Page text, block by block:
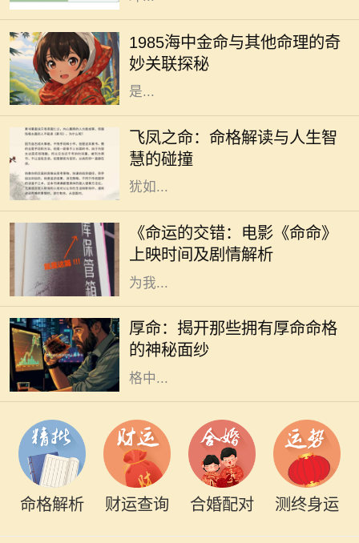
1985海中金命与其他命理的奇
妙关联探秘
运都受到出生年份、月份、日子和时
辰的影响。1985年出生的人，被称为
“海中金”。这一命理的特征，指的
是...
飞凤之命：命格解读与人生智
慧的碰撞
在中国传统命理学中，飞凤之命是一
种独特而珍贵的命格。它象征着高
贵、优雅与灵动，常被视为一种幸运
和祝福的象征。命格中蕴含的飞凤，
犹如...
《命运的交错：电影《命命》
上映时间及剧情解析
随着电影市场的蓬勃发展，越来越多
的电影作品吸引了观众的目光。其
中，备受期待的《命命》即将于近日
上映，这部充满悬念与情感的电影将
为我...
厚命：揭开那些拥有厚命命格
的神秘面纱
在中国传统文化中，命格一直是一个
令人着迷且神秘的话题。无论是算
命、风水，还是命理学，都是我们探
索未来和命运的工具。而在众多的命
格中...
命格解析 财运查询 合婚配对 测终身运